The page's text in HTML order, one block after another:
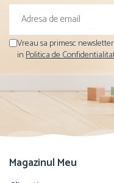
Vreau sa primesc
inPolitica de
Magazinul Meu